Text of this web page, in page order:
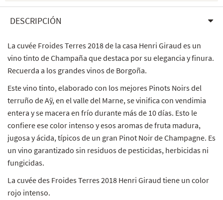
DESCRIPCIÓN
La cuvée Froides Terres 2018 de la casa Henri Giraud es un
vino tinto de Champaña que destaca por su elegancia y finura.
Recuerda a los grandes vinos de Borgoña.
Este vino tinto, elaborado con los mejores Pinots Noirs del
terruño de Aÿ, en el valle del Marne, se vinifica con vendimia
entera y se macera en frío durante más de 10 días. Esto le
confiere ese color intenso y esos aromas de fruta madura,
jugosa y ácida, típicos de un gran Pinot Noir de Champagne. Es
un vino garantizado sin residuos de pesticidas, herbicidas ni
fungicidas.
La cuvée des Froides Terres 2018 Henri Giraud tiene un color
rojo intenso.